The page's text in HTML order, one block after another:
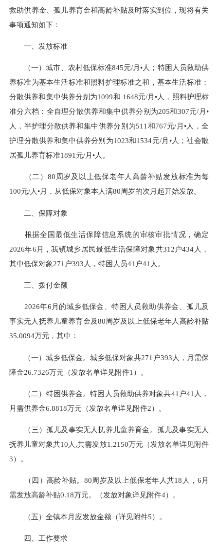
救助供养金、孤儿养育金和高龄补贴及时落实到位，现将有关
事项通知如下：
一、发放标准
（一）城市、农村低保标准845元/月•人；特困人员救助供
养标准为基本生活标准和照料护理标准之和，基本生活标准：
分散供养和集中供养分别为1099和 1648元/月•人，照料护理标
准分六档：全自理分散供养和集中供养分别为205和307元/月•
人，半护理分散供养和集中供养分别为511和767元/月•人，全
护理分散供养和集中供养分别为1023和1534元/月•人；社会散
居孤儿养育标准1891元/月•人。
（二）80周岁及以上低保老年人高龄补贴发放标准为每
100元/人•月，从低保对象本人满80周岁的次月起开始发放。
二、保障对象
根据全国最低生活保障信息系统的审核审批情况，确定
2026年6月，我镇城乡居民最低生活保障对象共312户434人，
其中低保对象271户393人，特困人员41户41人。
三、拨付金额
2026年6月的城乡低保金、特困人员救助供养金、孤儿及
事实无人抚养儿童养育金及80周岁及以上低保老年人高龄补贴
35.0094万元，其中：
（一）城乡低保金。城乡低保对象共271户393人，月需保
障金26.7326万元（发放名单详见附件1）。
（二）特困供养金。特困人员救助供养对象共41户41人，
月需供养金6.8818万元（发放名单详见附件2）。
（三）孤儿及事实无人抚养儿童养育金。孤儿及事实无人
抚养儿童对象共10人 ,共需发放1.2150万元（发放名单详见附件
3）。
（四）高龄补贴。80周岁及以上低保老年人共18人，6月
需发放高龄补贴0.18万元。（发放对象详见附件4）。
（五）全镇本月应发放金额（详见附件5）。
四、工作要求